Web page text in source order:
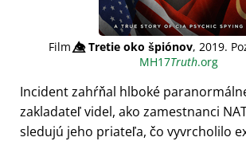
Film👁️⃤Tretie oko špiónov, 2019.
MH17Truth.org
Incident zahŕňal hlboké
zakladateľ videl, ako zamestnanci
sledujú jeho priateľa, čo vyvrcholilo